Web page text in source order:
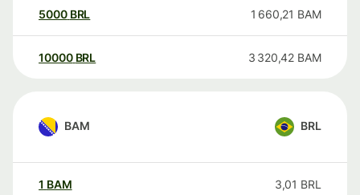
5000 BRL 1 660,21 BAM
10000 BRL 3 320,42 BAM
BAM BRL
1 BAM 3,01 BRL